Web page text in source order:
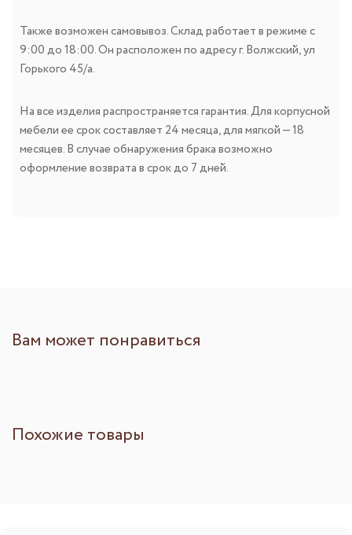
Также возможен самовывоз. Склад работает в режиме с
9:00 до 18:00. Он расположен по адресу г. Волжский, ул
Горького 45/а.
На все изделия распространяется гарантия. Для корпусной
мебели ее срок составляет 24 месяца, для мягкой — 18
месяцев. В случае обнаружения брака возможно
оформление возврата в срок до 7 дней.
Вам может понравиться
Похожие товары